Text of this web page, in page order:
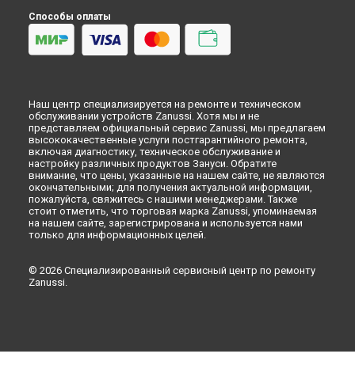
Красноярске
Замена шторок барабана стиральной машины Zanussi в
Перми
Кирове
Замена шторок барабана стиральной машины Zanussi в
Оренбурге
Замена шторок барабана стиральной машины Zanussi в
Кемерово
Замена шторок барабана стиральной машины Zanussi в
Новокузнецке
Замена шторок барабана стиральной машины Zanussi в
Рязани
Астрахани
Замена шторок барабана стиральной машины Zanussi в
Способы оплаты
Наш центр специализируется на ремонте и техническом
обслуживании устройств Zanussi. Хотя мы и не
представляем официальный сервис Zanussi, мы предлагаем
высококачественные услуги постгарантийного ремонта,
включая диагностику, техническое обслуживание и
настройку различных продуктов Зануси. Обратите
внимание, что цены, указанные на нашем сайте, не являются
окончательными; для получения актуальной информации,
пожалуйста, свяжитесь с нашими менеджерами. Также
стоит отметить, что торговая марка Zanussi, упоминаемая
на нашем сайте, зарегистрирована и используется нами
только для информационных целей.
© 2026 Специализированный сервисный центр по ремонту
Zanussi.